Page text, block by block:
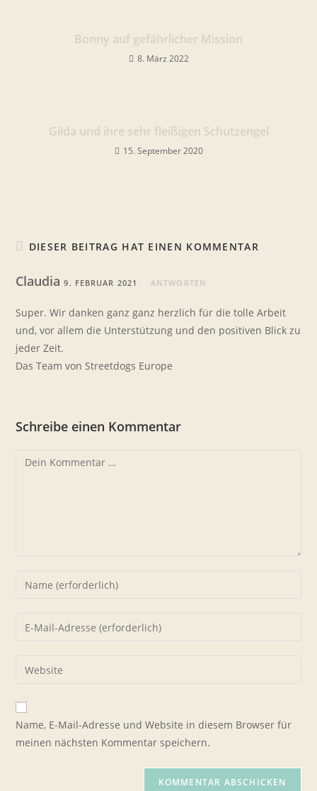
Bonny auf gefährlicher Mission
8. März 2022
Gilda und ihre sehr fleißigen Schutzengel
15. September 2020
DIESER BEITRAG HAT EINEN KOMMENTAR
Claudia9. FEBRUAR 2021 ANTWORTEN
Super. Wir danken ganz ganz herzlich für die tolle Arbeit
und, vor allem die Unterstützung und den positiven Blick zu
jeder Zeit.
Das Team von Streetdogs Europe
Schreibe einen Kommentar
Kommentar
Gib
oder
zum
ein
Gib
Mail-
zum
Kommentieren
ein
Gib
Website-
URL
Name, E-Mail-Adresse und Website in diesem Browser für
meinen nächsten Kommentar speichern.